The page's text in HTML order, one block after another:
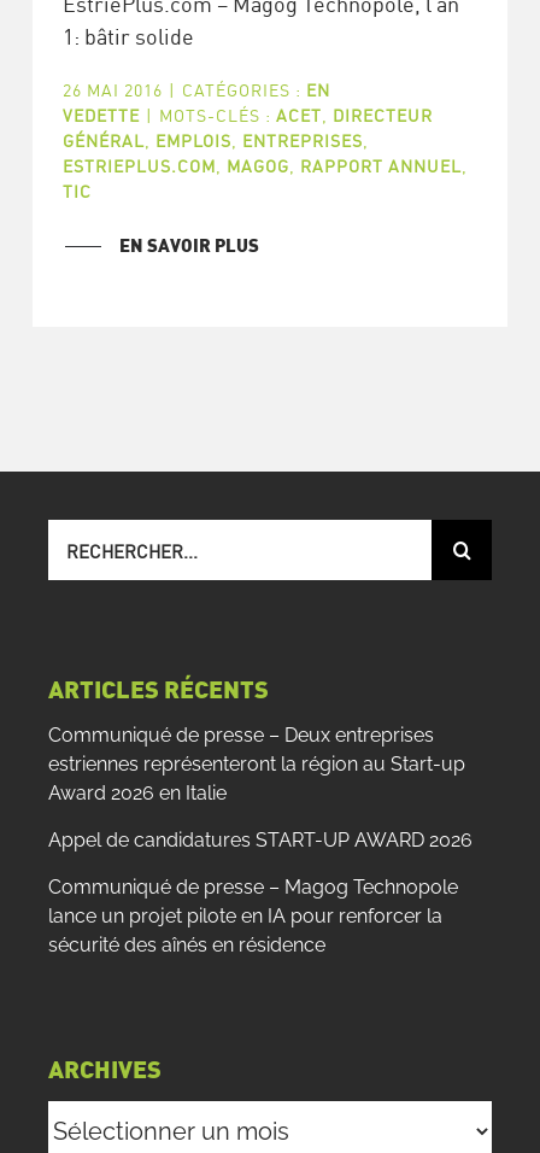
1: bâtir solide
26 MAI 2016 | CATÉGORIES : EN
VEDETTE | MOTS-CLÉS : ACET
DIRECTEUR
GÉNÉRAL
EMPLOIS ENTREPRISES
ESTRIEPLUS.COM
MAGOG RAPPORT ANNUEL
TIC
EN SAVOIR PLUS
sur
ARTICLES RÉCENTS
Communiqué de presse – Deux entreprises
estriennes représenteront la région au Start-up
Award 2026 en Italie
Appel de candidatures START-UP AWARD 2026
Communiqué de presse – Magog Technopole
lance un projet pilote en IA pour renforcer la
sécurité des aînés en résidence
ARCHIVES